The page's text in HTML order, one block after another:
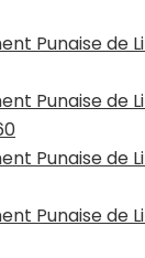
Punaise de
Punaise de
Punaise de
Punaise de